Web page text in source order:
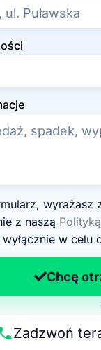
z naszą
w celu
Chcę
Zadzwoń